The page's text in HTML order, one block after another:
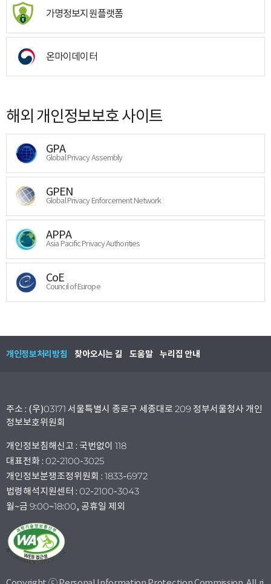
가명정보지원플랫폼
온마이데이터
해외 개인정보보호 사이트
GPA
Global Privacy Assembly
GPEN
Global Privacy Enforcement Network
APPA
Asia Pacific Privacy Authorities
CoE
Council of Europe
개인정보처리방침 찾아오시는 길 도움말 누리집 안내
주소 : (우)03171 서울특별시 종로구 세종대로 209 정부서울청사 개인
정보보호위원회
개인정보침해신고 : 국번없이 118
대표전화 : 02-2100-3025
개인정보분쟁조정위원회 : 1833-6972
법령해석지원센터 : 02-2100-3043
월~금 9:00~18:00, 공휴일 제외